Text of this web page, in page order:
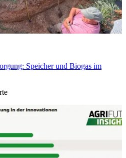
Speicher und Biogas im